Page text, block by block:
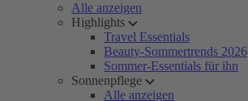
Alle anzeigen
Highlights
Travel Essentials
Beauty-Sommertrends 2026
Sommer-Essentials für ihn
Sonnenpflege
Alle anzeigen